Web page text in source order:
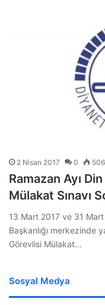
2 Nisan 2017 0 506
Ramazan Ayı
Mülakat Sınavı
​13 Mart 2017 ve 31
Başkanlığı merkezinde
Görevlisi Mülakat…
Sosyal Medya